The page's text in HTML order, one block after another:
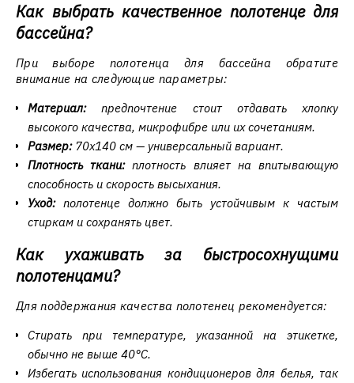
Как выбрать качественное полотенце для
бассейна?
При выборе полотенца для бассейна обратите
внимание на следующие параметры:
Материал:предпочтение стоит отдавать хлопку
высокого качества, микрофибре или их сочетаниям.
Размер:70x140 см — универсальный вариант.
Плотность ткани:плотность влияет на впитывающую
способность и скорость высыхания.
Уход:полотенце должно быть устойчивым к частым
стиркам и сохранять цвет.
Как ухаживать за быстросохнущими
полотенцами?
Для поддержания качества полотенец рекомендуется:
Стирать при температуре, указанной на этикетке,
обычно не выше 40°C.
Избегать использования кондиционеров для белья, так